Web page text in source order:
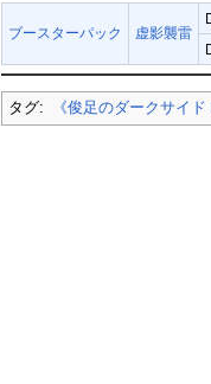
ブースターパック 虚影襲雷
タグ: 《俊足のダークサイド